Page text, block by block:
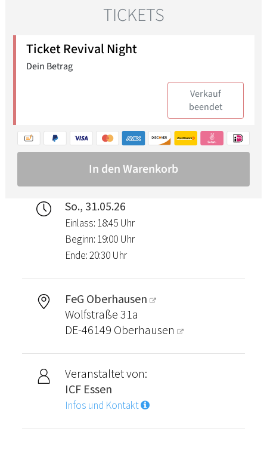
So., 31.05.26
Einlass: 18:45 Uhr
Beginn: 19:00 Uhr
Ende: 20:30 Uhr
FeG Oberhausen
Wolfstraße 31a
DE-46149 Oberhausen
Veranstaltet von:
ICF Essen
Infos und Kontakt